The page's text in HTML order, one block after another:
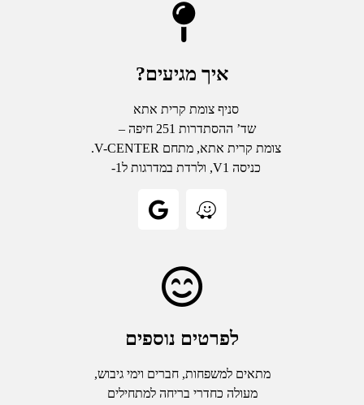
איך מגיעים?
סניף צומת קרית אתא
שד’ ההסתדרות 251 חיפה –
צומת קרית אתא, מתחם V-CENTER.
כניסה V1, ולרדת במדרגות ל1-
לפרטים נוספים
מתאים למשפחות, חברים וימי גיבוש,
מעולה כחדרי בריחה למתחילים